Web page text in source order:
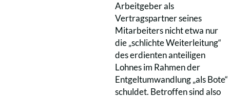
Arbeitgeber als
Vertragspartner seines
Mitarbeiters nicht etwa nur
die „schlichte Weiterleitung“
des erdienten anteiligen
Lohnes im Rahmen der
Entgeltumwandlung „als Bote“
schuldet. Betroffen sind also